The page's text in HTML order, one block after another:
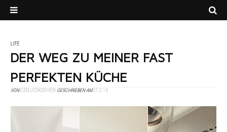
LIFE
DER WEG ZU MEINER FAST
PERFEKTEN KÜCHE
VONGENUSSKOCHEN GESCHRIEBEN AM27.2.14